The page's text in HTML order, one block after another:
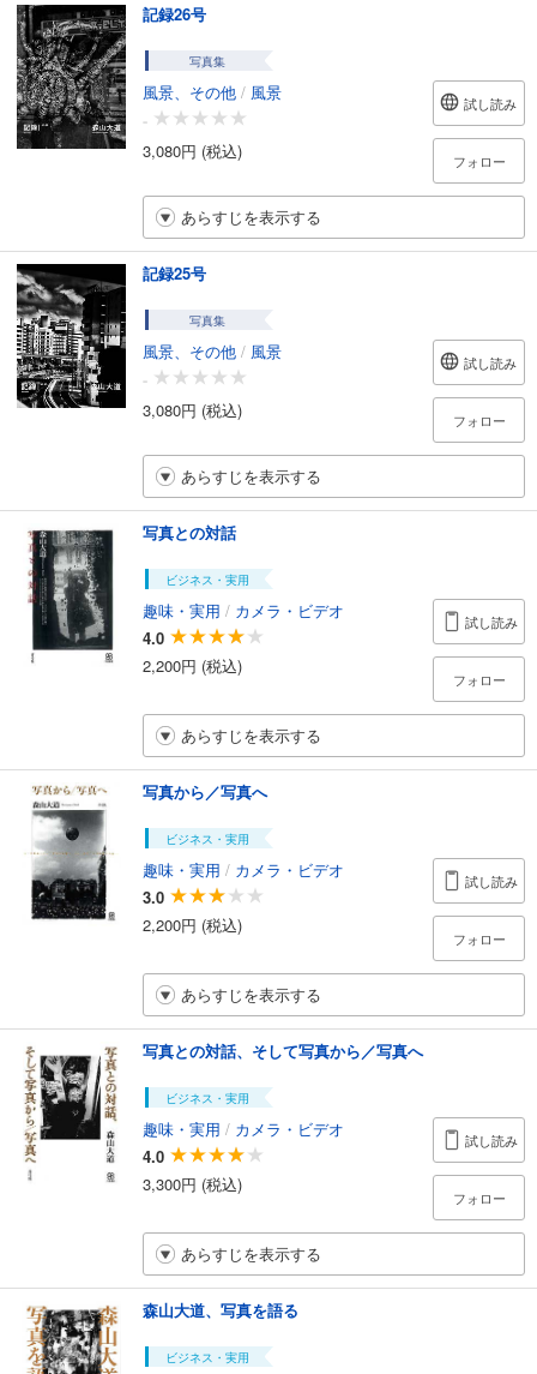
記録26号
写真集
風景、その他 / 風景
-
3,080円 (税込)
試し読み
フォロー
あらすじを表示する
記録25号
写真集
風景、その他 / 風景
-
3,080円 (税込)
試し読み
フォロー
あらすじを表示する
写真との対話
ビジネス・実用
趣味・実用 / カメラ・ビデオ
4.0
2,200円 (税込)
試し読み
フォロー
あらすじを表示する
写真から／写真へ
ビジネス・実用
趣味・実用 / カメラ・ビデオ
3.0
2,200円 (税込)
試し読み
フォロー
あらすじを表示する
写真との対話、そして写真から／写真へ
ビジネス・実用
趣味・実用 / カメラ・ビデオ
4.0
3,300円 (税込)
試し読み
フォロー
あらすじを表示する
森山大道、写真を語る
ビジネス・実用